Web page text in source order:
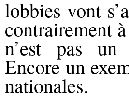
lobbies vont
contrairement
n’est pas un
Encore un
nationales.